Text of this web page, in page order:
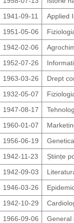
1941-09-11 Applied
1951-05-06
1942-02-06
1952-07-26
1963-03-26 Drept
1932-05-07
1947-08-17
1960-01-07
1956-06-19
1942-11-23 Științe
1942-09-03
1946-03-26
1942-10-29
1966-09-06 General